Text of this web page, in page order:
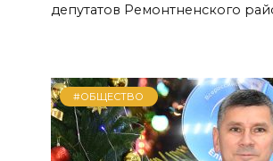
депутатов Ремонтненского
#ОБЩЕСТВО